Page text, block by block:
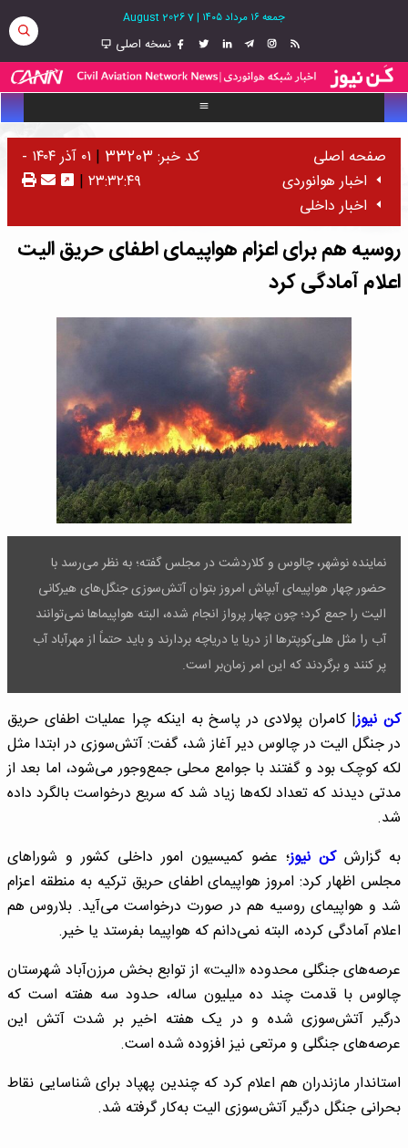
جمعه ۱۶ مرداد ۱۴۰۵ |
7 August 2026
نسخه اصلی
صفحه اصلی
اخبار هوانوردی
اخبار داخلی
کد خبر: 33203 |
۰۱ آذر ۱۴۰۴ -
۲۳:۳۲:۴۹ |
روسیه هم برای اعزام هواپیمای اطفای حریق الیت
اعلام آمادگی کرد
نماینده نوشهر، چالوس و کلاردشت در مجلس گفته؛ به نظر می‌رسد با
حضور چهار هواپیمای آبپاش امروز بتوان آتش‌سوزی جنگل‌های هیرکانی
الیت را جمع کرد؛ چون چهار پرواز انجام شده، البته هواپیماها نمی‌توانند
آب را مثل هلی‌کوپترها از دریا یا دریاچه بردارند و باید حتماً از مهرآباد آب
پر کنند و برگردند که این امر زمان‌بر است.
کن نیوز| کامران پولادی در پاسخ به اینکه چرا عملیات اطفای حریق
در جنگل الیت در چالوس دیر آغاز شد، گفت: آتش‌سوزی در ابتدا مثل
لکه کوچک بود و گفتند با جوامع محلی جمع‌وجور می‌شود، اما بعد از
مدتی دیدند که تعداد لکه‌ها زیاد شد که سریع درخواست بالگرد داده
شد.
به گزارشکن نیوز؛ عضو کمیسیون امور داخلی کشور و شوراهای
مجلس اظهار کرد: امروز هواپیمای اطفای حریق ترکیه به منطقه اعزام
شد و هواپیمای روسیه هم در صورت درخواست می‌آید. بلاروس هم
اعلام آمادگی کرده، البته نمی‌دانم که هواپیما بفرستد یا خیر.
عرصه‌های جنگلی محدوده «الیت» از توابع بخش مرزن‌آباد شهرستان
چالوس با قدمت چند ده میلیون ساله، حدود سه هفته است که
درگیر آتش‌سوزی شده و در یک هفته اخیر بر شدت آتش این
عرصه‌های جنگلی و مرتعی نیز افزوده شده است.
استاندار مازندران هم اعلام کرد که چندین پهپاد برای شناسایی نقاط
بحرانی جنگل درگیر آتش‌سوزی الیت به‌کار گرفته شد.